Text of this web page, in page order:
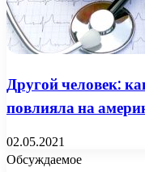
Другой человек:
повлияла на
02.05.2021
Обсуждаемое